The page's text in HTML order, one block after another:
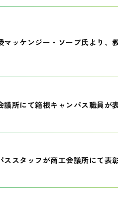
マッケンジー・ソープ氏より、
議所にて箱根キャンパス職員が
ススタッフが商工会議所にて表